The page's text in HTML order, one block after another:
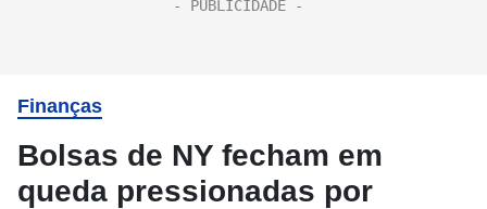
Finanças
Bolsas de NY fecham em
queda pressionadas por